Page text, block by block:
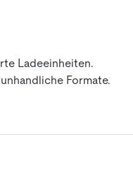
Ladeeinheiten.
Formate.